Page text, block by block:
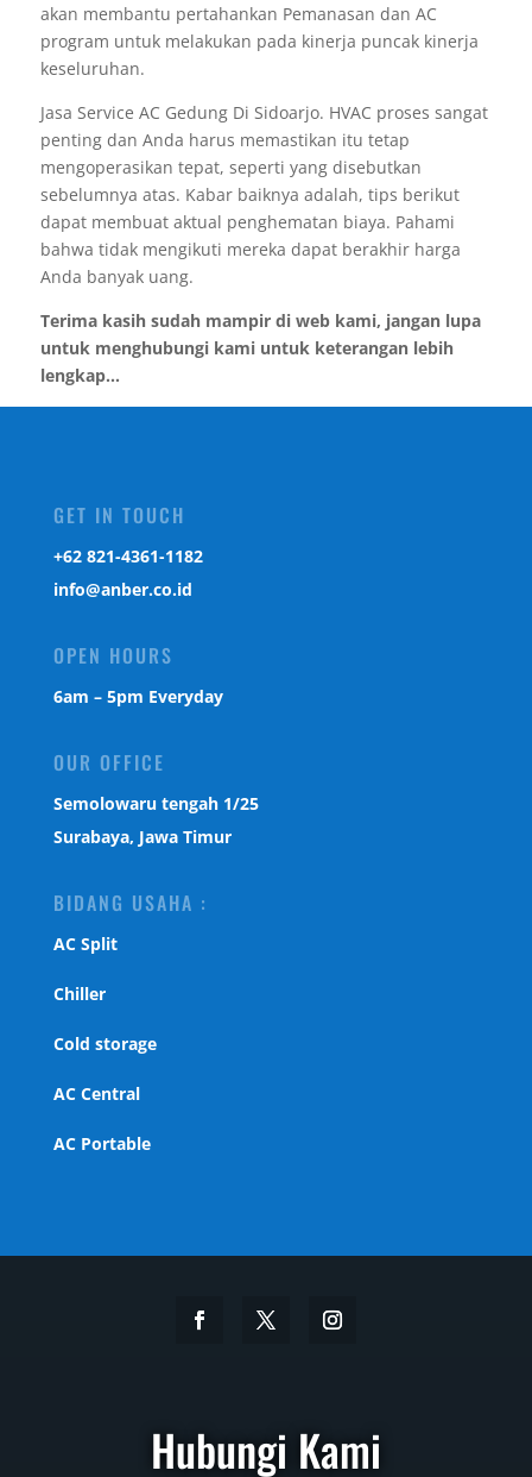
akan membantu pertahankan Pemanasan dan AC
program untuk melakukan pada kinerja puncak kinerja
keseluruhan.
Jasa Service AC Gedung Di Sidoarjo. HVAC proses sangat
penting dan Anda harus memastikan itu tetap
mengoperasikan tepat, seperti yang disebutkan
sebelumnya atas. Kabar baiknya adalah, tips berikut
dapat membuat aktual penghematan biaya. Pahami
bahwa tidak mengikuti mereka dapat berakhir harga
Anda banyak uang.
Terima kasih sudah mampir di web kami, jangan lupa
untuk menghubungi kami untuk keterangan lebih
lengkap...
GET IN TOUCH
‎+62 821-4361-1182
info@anber.co.id
OPEN HOURS
6am – 5pm Everyday
OUR OFFICE
Semolowaru tengah 1/25
Surabaya, Jawa Timur
BIDANG USAHA :
AC Split
Chiller
Cold storage
AC Central
AC Portable
Hubungi Kami